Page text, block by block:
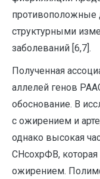
противоположные
структурными
заболеваний [6,7].
Полученная
аллелей генов
обоснование. В
с ожирением и
однако высокая
СНсохрФВ,
ожирением.